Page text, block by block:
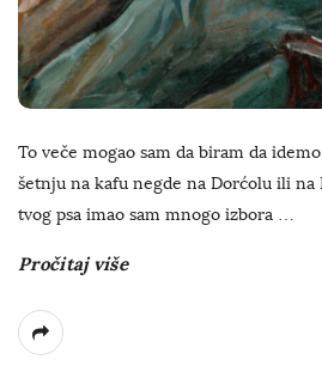
To veče mogao sam da biram da
šetnju na kafu negde na Dorćolu ili na
tvog psa imao sam mnogo izbora …
Pročitaj više